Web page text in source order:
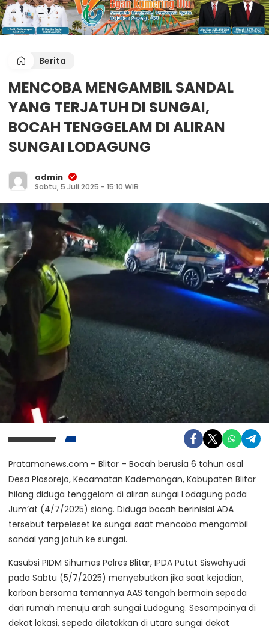
Berita
MENCOBA MENGAMBIL SANDAL
YANG TERJATUH DI SUNGAI,
BOCAH TENGGELAM DI ALIRAN
SUNGAI LODAGUNG
admin
Sabtu, 5 Juli 2025 - 15:10 WIB
Pratamanews.com – Blitar – Bocah berusia 6 tahun asal
Desa Plosorejo, Kecamatan Kademangan, Kabupaten Blitar
hilang diduga tenggelam di aliran sungai Lodagung pada
Jum’at (4/7/2025) siang. Diduga bocah berinisial ADA
tersebut terpeleset ke sungai saat mencoba mengambil
sandal yang jatuh ke sungai.
Kasubsi PIDM Sihumas Polres Blitar, IPDA Putut Siswahyudi
pada Sabtu (5/7/2025) menyebutkan jika saat kejadian,
korban bersama temannya AAS tengah bermain sepeda
dari rumah menuju arah sungai Ludogung. Sesampainya di
dekat lokasi, sepeda diletakkan di utara sungai dekat